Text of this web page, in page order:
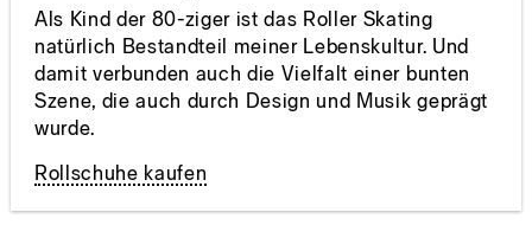
Als Kind der 80-ziger ist das Roller Skating
natürlich Bestandteil meiner Lebenskultur. Und
damit verbunden auch die Vielfalt einer bunten
Szene, die auch durch Design und Musik geprägt
wurde.
Rollschuhe kaufen